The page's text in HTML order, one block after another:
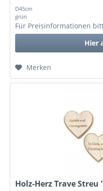
D45cm
grün
Für Preisinformationen
Hier
Merken
Holz-Herz Trave Streu